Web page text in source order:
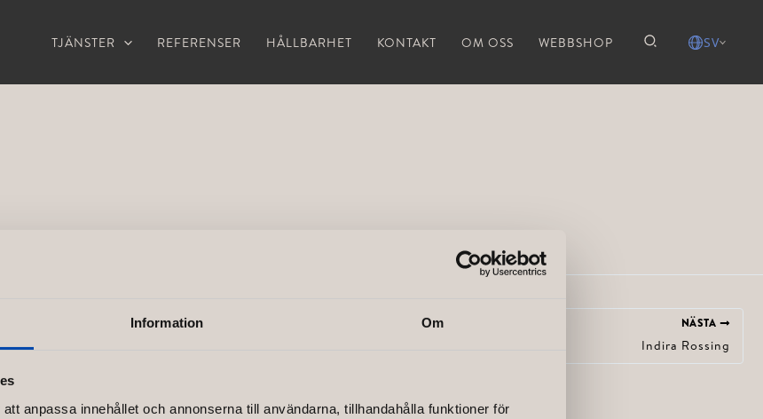
Information Om
anpassa innehållet och annonserna till användarna, tillhandahålla funktioner för
TJÄNSTER REFERENSER HÅLLBARHET KONTAKT OM OSS WEBBSHOP SV
NÄSTA
Indira Rossing